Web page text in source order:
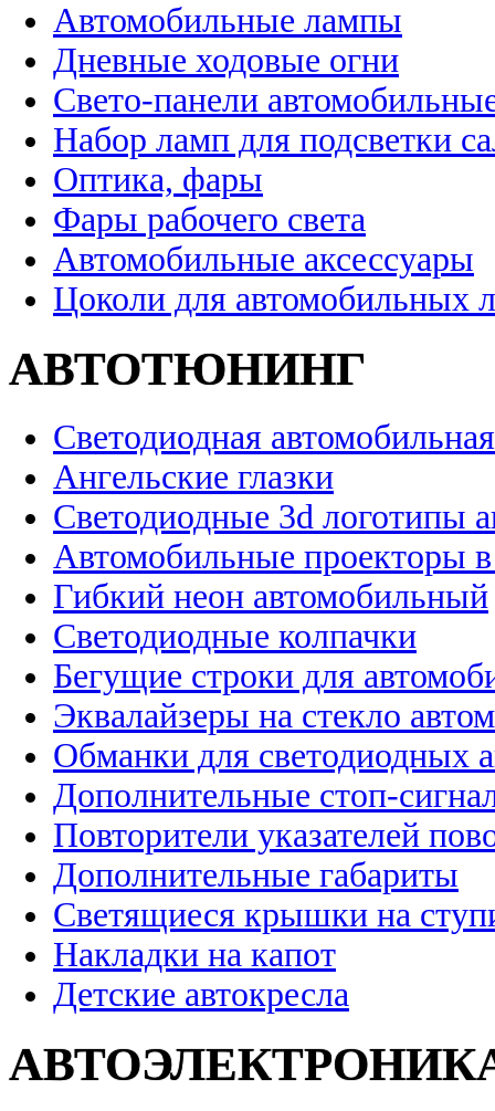
Автомобильные лампы
Дневные ходовые огни
Свето-панели
Набор ламп для подсветки
Оптика, фары
Фары рабочего света
Автомобильные аксессуары
Цоколи для автомобильных
АВТОТЮНИНГ
Светодиодная
Ангельские глазки
Светодиодные 3d логотипы
Автомобильные проекторы
Гибкий неон автомобильный
Светодиодные колпачки
Бегущие строки для
Эквалайзеры на стекло
Обманки для светодиодных
Дополнительные стоп-
Повторители указателей
Дополнительные габариты
Светящиеся крышки на
Накладки на капот
Детские автокресла